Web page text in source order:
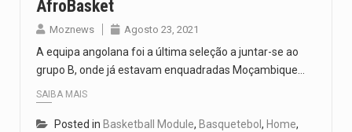
AfroBasket
Moznews Agosto 23, 2021
A equipa angolana foi a última seleção a juntar-se ao
grupo B, onde já estavam enquadradas Moçambique…
SAIBA MAIS
Posted in Basketball Module, Basquetebol , Home,